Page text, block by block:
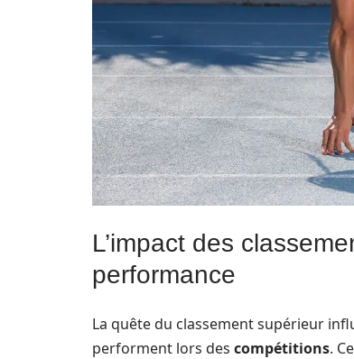
L’impact des
performance
La quête du classement supérieur
performent lors des compétitions.